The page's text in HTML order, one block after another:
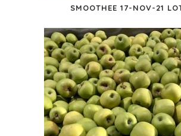
SMOOTHEE 17-NOV-21